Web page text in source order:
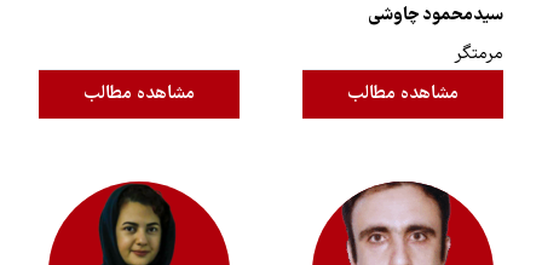
سیدمحمود چاوشی
مرمتگر
مشاهده مطالب
مشاهده مطالب